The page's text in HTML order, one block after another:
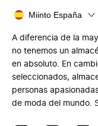
Miinto España
A diferencia de la
no tenemos un
en absoluto. En
seleccionados,
personas
de moda del mundo.